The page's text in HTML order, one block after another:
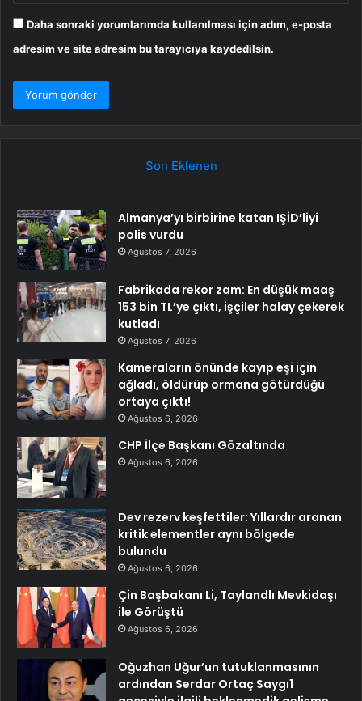
Daha sonraki yorumlarımda kullanılması için adım, e-posta
adresim ve site adresim bu tarayıcıya kaydedilsin.
Son Eklenen
Almanya’yı birbirine katan IŞİD’liyi
polis vurdu
Ağustos 7, 2026
Fabrikada rekor zam: En düşük maaş
153 bin TL’ye çıktı, işçiler halay çekerek
kutladı
Ağustos 7, 2026
Kameraların önünde kayıp eşi için
ağladı, öldürüp ormana götürdüğü
ortaya çıktı!
Ağustos 6, 2026
CHP İlçe Başkanı Gözaltında
Ağustos 6, 2026
Dev rezerv keşfettiler: Yıllardır aranan
kritik elementler aynı bölgede
bulundu
Ağustos 6, 2026
Çin Başbakanı Li, Taylandlı Mevkidaşı
ile Görüştü
Ağustos 6, 2026
Oğuzhan Uğur’un tutuklanmasının
ardından Serdar Ortaç Saygı1